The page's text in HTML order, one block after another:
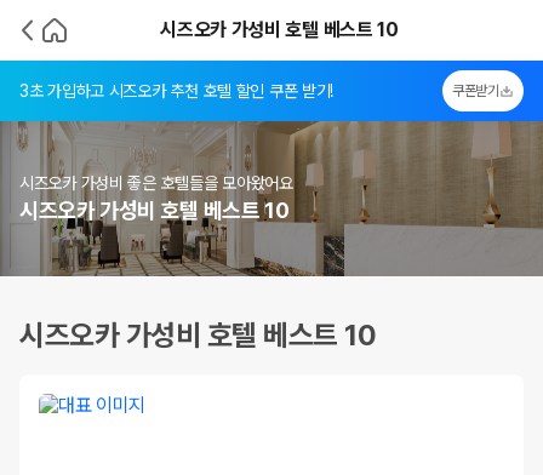
시즈오카 가성비 호텔 베스트 10
3초 가입하고 시즈오카 추천 호텔 할인 쿠폰 받기! 쿠폰받기
시즈오카 가성비 좋은 호텔들을 모아왔어요
시즈오카 가성비 호텔 베스트 10
시즈오카 가성비 호텔 베스트 10